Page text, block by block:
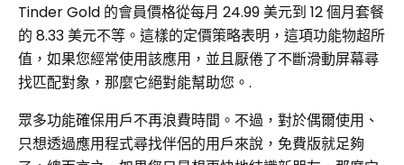
Tinder Gold 的會員價格從每月 24.99 美元到 12 個月套餐
的 8.33 美元不等。這樣的定價策略表明，這項功能物超所
值，如果您經常使用該應用，並且厭倦了不斷滑動屏幕尋
找匹配對象，那麼它絕對能幫助您。.
眾多功能確保用戶不再浪費時間。不過，對於偶爾使用、
只想透過應用程式尋找伴侶的用戶來說，免費版就足夠